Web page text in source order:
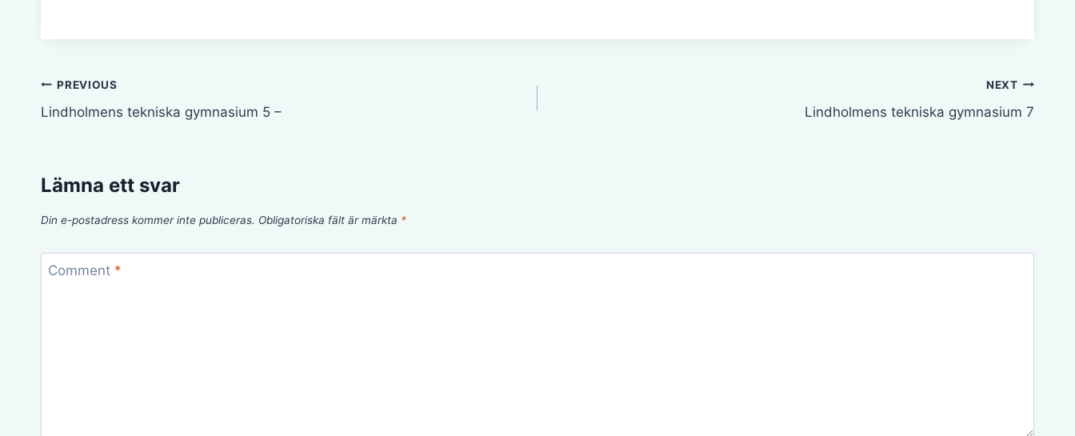
Inläggsnavigering
PREVIOUS
Lindholmens tekniska gymnasium 5 –
NEXT
Lindholmens tekniska gymnasium 7
Lämna ett svar
Din e-postadress kommer inte publiceras. Obligatoriska fält är märkta *
Comment *